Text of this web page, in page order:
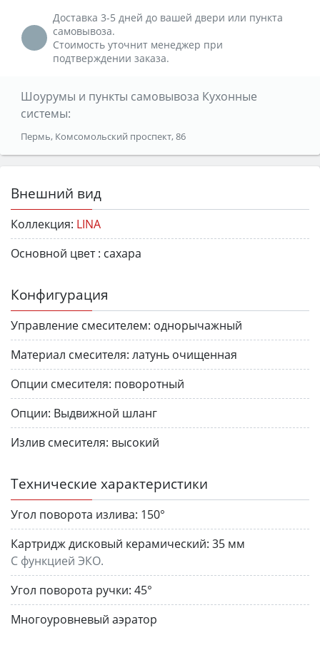
Доставка 3-5 дней до вашей двери или пункта
самовывоза.
Стоимость уточнит менеджер при
подтверждении заказа.
Шоурумы и пункты самовывоза Кухонные
системы:
Пермь, Комсомольский проспект, 86
Внешний вид
Коллекция: LINA
Основной цвет : сахара
Конфигурация
Управление смесителем: однорычажный
Материал смесителя: латунь очищенная
Опции смесителя: поворотный
Опции: Выдвижной шланг
Излив смесителя: высокий
Технические характеристики
Угол поворота излива: 150°
Картридж дисковый керамический: 35 мм
С функцией ЭКО.
Угол поворота ручки: 45°
Многоуровневый аэратор